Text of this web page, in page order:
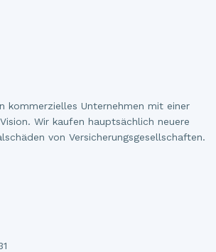
kommerzielles Unternehmen mit einer
Wir kaufen hauptsächlich neuere
von Versicherungsgesellschaften.